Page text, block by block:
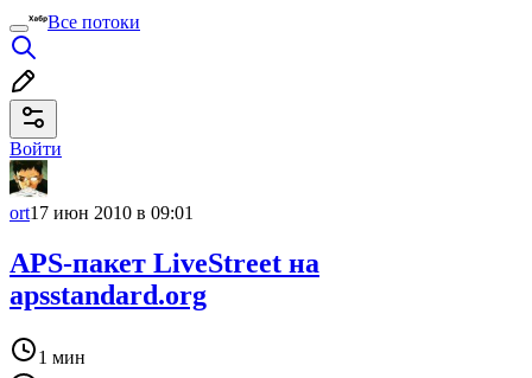
Все потоки
Войти
ort17 июн 2010 в 09:01
APS-пакет LiveStreet на
apsstandard.org
1 мин